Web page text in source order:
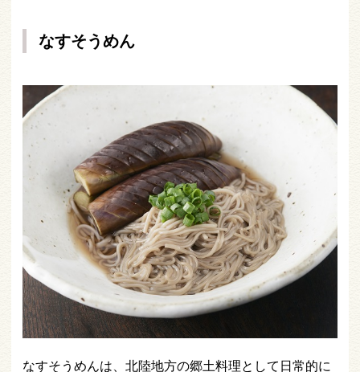
なすそうめん
なすそうめんは、北陸地方の郷土料理として日常的に